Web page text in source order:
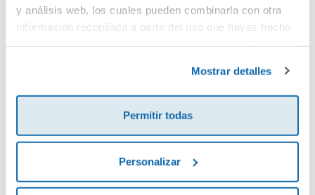
y análisis web, los cuales pueden combinarla con otra
información recopilada a partir del uso que hayas hecho
Mostrar detalles
Permitir todas
Personalizar
Cuéntanos tu opinión
¡Sé el primero en valorar este producto!